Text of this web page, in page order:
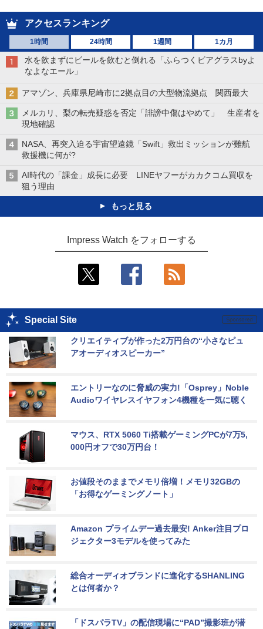
アクセスランキング
1時間 24時間 1週間 1カ月
水を飲まずにビールを飲むと倒れる「ふらつくビアグラスbyよ
なよなエール」
アマゾン、兵庫県尼崎市に2拠点目の大型物流拠点 関西最大
メルカリ、梨の転売疑惑を否定「誹謗中傷はやめて」 生産者を
現地確認
NASA、再突入迫る宇宙望遠鏡「Swift」救出ミッションが難航
救援機に何が?
AI時代の「課金」成長に必要 LINEヤフーがカカクコム買収を
狙う理由
もっと見る
Impress Watch をフォローする
Special Site
クリエイティブが作った2万円台の“小さなピュ
アオーディオスピーカー”
エントリーなのに脅威の実力!「Osprey」Noble
Audioワイヤレスイヤフォン4機種を一気に聴く
マウス、RTX 5060 Ti搭載ゲーミングPCが7万5,
000円オフで30万円台！
お値段そのままでメモリ倍増！メモリ32GBの
「お得なゲーミングノート」
Amazon プライムデー過去最安! Anker注目プロ
ジェクター3モデルを使ってみた
総合オーディオブランドに進化するSHANLING
とは何者か？
「ドスパラTV」の配信現場に“PAD”撮影班が潜